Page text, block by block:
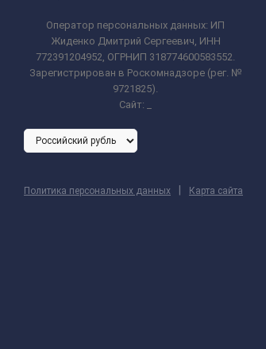
Оператор персональных данных: ИП
Жиденко Дмитрий Сергеевич, ИНН
772391204952, ОГРНИП 318774600583552.
Зарегистрирован в Роскомнадзоре (рег. №
9721825).
Сайт:
Политика персональных данных Карта сайта